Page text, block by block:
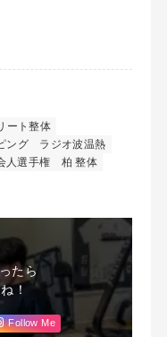
ート整体
ング
ラジオ波温熱
人選手権
柏 整体
たら
！
Follow Me